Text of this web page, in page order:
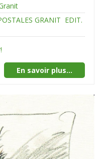
GRANIT EDIT.
En savoir plus...